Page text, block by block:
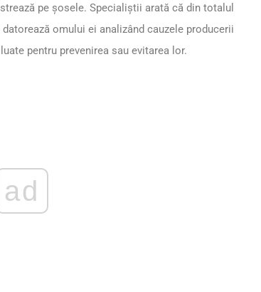
pe şosele. Specialiştii arată că din totalul
omului ei analizând cauzele producerii
pentru prevenirea sau evitarea lor.
ad